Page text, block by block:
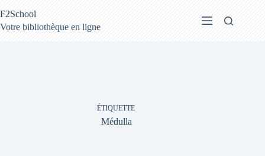
au
contenu
F2School
Votre bibliothèque en ligne
ÉTIQUETTE
Médulla